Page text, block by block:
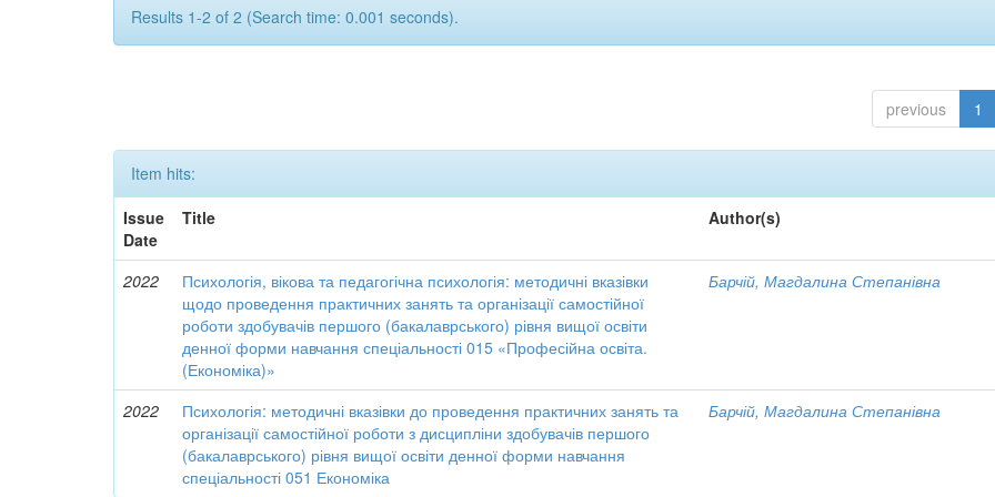
Results 1-2 of 2 (Search time: 0.001 seconds).
previous 1
Item hits:
Issue
Date
Title Author(s)
2022
Психологія, вікова та педагогічна психологія: методичні вказівки
щодо проведення практичних занять та організації самостійної
роботи здобувачів першого (бакалаврського) рівня вищої освіти
денної форми навчання спеціальності 015 «Професійна освіта.
(Економіка)»
Барчій, Магдалина Степанівна
2022
Психологія: методичні вказівки до проведення практичних занять та
організації самостійної роботи з дисципліни здобувачів першого
(бакалаврського) рівня вищої освіти денної форми навчання
спеціальності 051 Економіка
Барчій, Магдалина Степанівна